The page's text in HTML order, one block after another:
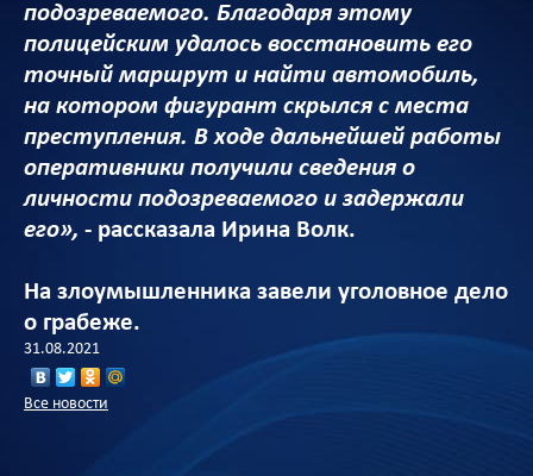
подозреваемого. Благодаря этому
полицейским удалось восстановить его
точный маршрут и найти автомобиль,
на котором фигурант скрылся с места
преступления. В ходе дальнейшей работы
оперативники получили сведения о
личности подозреваемого и задержали
его», - рассказала Ирина Волк.
На злоумышленника завели уголовное дело
о грабеже.
31.08.2021
Все новости